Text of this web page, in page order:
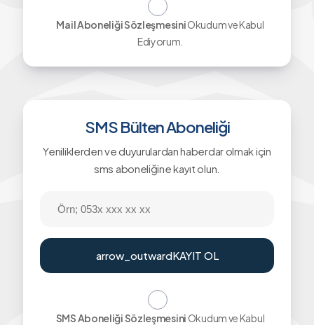
Mail Aboneliği SözleşmesiniOkudum ve Kabul
Ediyorum.
SMS Bülten Aboneliği
Yeniliklerden ve duyurulardan haberdar olmak için
sms aboneliğine kayıt olun.
arrow_outwardKAYIT OL
SMS Aboneliği Sözleşmesini Okudum ve Kabul